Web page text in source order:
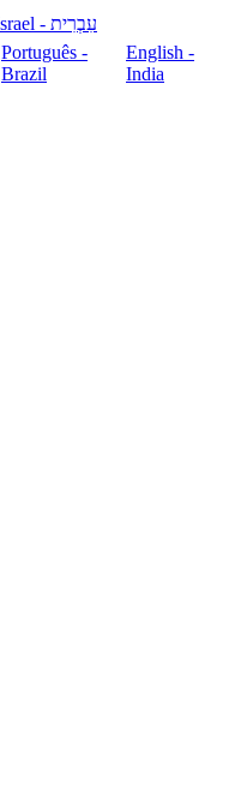
עִבְרִית - Israel
Português -
Brazil
English -
India